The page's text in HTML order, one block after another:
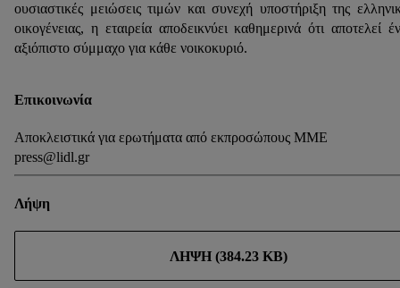
ουσιαστικές μειώσεις τιμών και συνεχή υποστήριξη της
οικογένειας, η εταιρεία αποδεικνύει καθημερινά ότι αποτελεί
αξιόπιστο σύμμαχο για κάθε νοικοκυριό.
Επικοινωνία
Αποκλειστικά για ερωτήματα από εκπροσώπους ΜΜΕ
press@lidl.gr
Λήψη
ΛΉΨΗ (384.23 KB)